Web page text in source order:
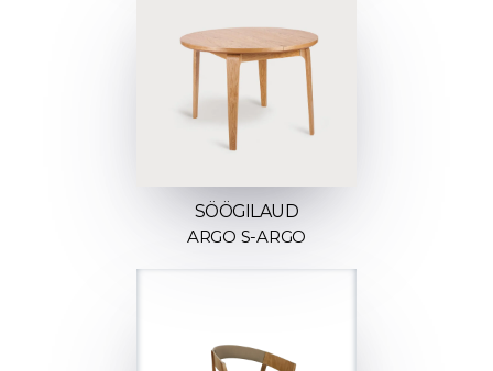
SÖÖGILAUD
ARGO S-ARGO